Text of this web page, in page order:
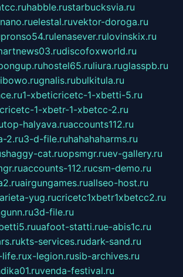
habble.rustarbucksvia.ru
elestal.ruvektor-doroga.ru
pronso54.rulenasever.rulovinskix.ru
discofoxworld.ru
hostel65.ruliura.ruglasspb.ru
gnalis.rubulkitula.ru
1-xbeticricetc-1-xbetti-5.ru
cricetc-1-xbetr-1-xbetcc-2.ru
top-halyava.ruaccounts112.ru
2.ru3-d-file.ruhahahaharms.ru
shaggy-cat.ruopsmgr.ruev-gallery.ru
accounts-112.rucsm-demo.ru
airgungames.ruallseo-host.ru
yug.rucricetc1xbetr1xbetcc2.ru
3d-file.ru
uafoot-statti.rue-abis1c.ru
kts-services.rudark-sand.ru
x-legion.rusib-archives.ru
venda-festival.ru